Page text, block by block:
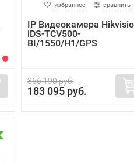
избранное сравнить
IP Видеокамера
iDS-TCV500-
BI/1550/H1/GPS
366 190 руб.
183 095 руб.